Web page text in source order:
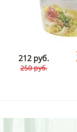
212 руб.
250 руб.